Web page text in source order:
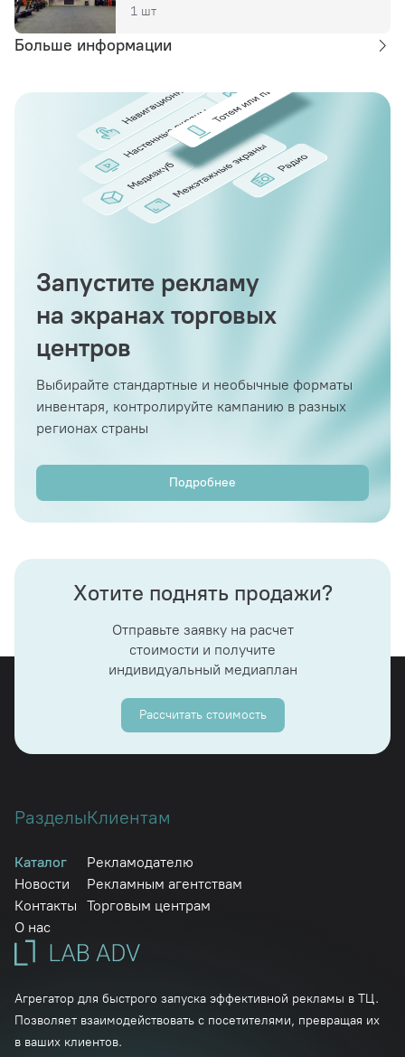
1 шт
Больше информации
Запустите рекламу
на экранах торговых
центров
Выбирайте стандартные и необычные форматы
инвентаря, контролируйте кампанию в разных
регионах страны
Подробнее
Хотите поднять продажи?
Отправьте заявку на расчет
стоимости и получите
индивидуальный медиаплан
Рассчитать стоимость
Агрегатор для быстрого запуска эффективной рекламы в ТЦ.
Позволяет взаимодействовать с посетителями, превращая их
в ваших клиентов.
Разделы
Каталог
Новости
Контакты
О нас
Клиентам
Рекламодателю
Рекламным агентствам
Торговым центрам